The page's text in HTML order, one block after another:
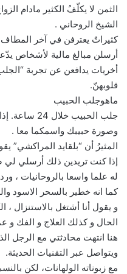
الثمن لا يكلّفُ الكثير مادام
الشيخ الروحاني .
كثيراتٌ يعترفن في آخر المطاف
أرسلن مبالغ مالية لأشخاص
أخريات يدافعن عن تجربة
قلوبهنّ.
ماهوجلب الحبيب
جلب الحبيب
وصورة حبيبك واسمكما معا .
إذا كنت تريدين ذلك أرسلي
له علما واسعا بالروحانيات ،
كما انه خطير بالسحر الاسود
و يقول أنا أشتغل
الحال و كذلك العلاج و الفك
هنا انتهت محادثتي مع
ويتواصل عبر التقنيات الحديثة.
مع زبوناته الولهانات، لكن